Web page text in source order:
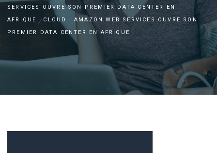
SERVICES OUVRE SON PREMIER DATA CENTER EN
AFRIQUE
CLOUD : AMAZON WEB SERVICES OUVRE SON
PREMIER DATA CENTER EN AFRIQUE